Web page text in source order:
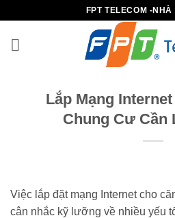
nội
FPT TELECOM -NHÀ
Lắp Mạng
Chung Cư Cần
Việc lắp đặt mạng Internet cho
cân nhắc kỹ lưỡng về nhiều yếu